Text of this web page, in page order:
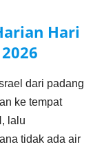
Hari
dari padang
ke tempat
lalu
tidak ada air